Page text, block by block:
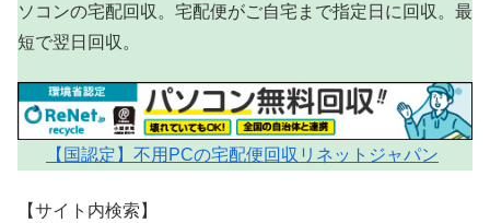
ソコンの宅配回収。宅配便がご自宅まで指定日に回収。最
短で翌日回収。
【国認定】不用PCの宅配便回収リネットジャパン
【サイト内検索】